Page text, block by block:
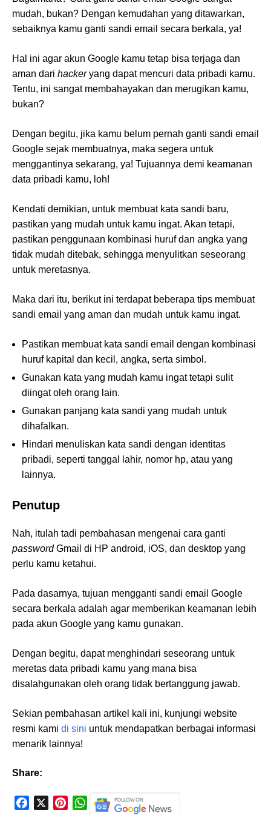
mudah, bukan? Dengan kemudahan yang ditawarkan,
sebaiknya kamu ganti sandi email secara berkala, ya!
Hal ini agar akun Google kamu tetap bisa terjaga dan
aman dari hackeryang dapat mencuri data pribadi kamu.
Tentu, ini sangat membahayakan dan merugikan kamu,
bukan?
Dengan begitu, jika kamu belum pernah ganti sandi email
Google sejak membuatnya, maka segera untuk
menggantinya sekarang, ya! Tujuannya demi keamanan
data pribadi kamu, loh!
Kendati demikian, untuk membuat kata sandi baru,
pastikan yang mudah untuk kamu ingat. Akan tetapi,
pastikan penggunaan kombinasi huruf dan angka yang
tidak mudah ditebak, sehingga menyulitkan seseorang
untuk meretasnya.
Maka dari itu, berikut ini terdapat beberapa tips membuat
sandi email yang aman dan mudah untuk kamu ingat.
Pastikan membuat kata sandi email dengan kombinasi
huruf kapital dan kecil, angka, serta simbol.
Gunakan kata yang mudah kamu ingat tetapi sulit
diingat oleh orang lain.
Gunakan panjang kata sandi yang mudah untuk
dihafalkan.
Hindari menuliskan kata sandi dengan identitas
pribadi, seperti tanggal lahir, nomor hp, atau yang
lainnya.
Penutup
Nah, itulah tadi pembahasan mengenai cara ganti
password Gmail di HP android, iOS, dan desktop yang
perlu kamu ketahui.
Pada dasarnya, tujuan mengganti sandi email Google
secara berkala adalah agar memberikan keamanan lebih
pada akun Google yang kamu gunakan.
Dengan begitu, dapat menghindari seseorang untuk
meretas data pribadi kamu yang mana bisa
disalahgunakan oleh orang tidak bertanggung jawab.
Sekian pembahasan artikel kali ini, kunjungi website
resmi kami di sini untuk mendapatkan berbagai informasi
menarik lainnya!
Share:
W